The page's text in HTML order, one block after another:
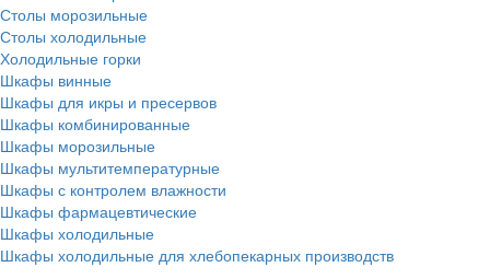
Столы морозильные
Столы холодильные
Холодильные горки
Шкафы винные
Шкафы для икры и пресервов
Шкафы комбинированные
Шкафы морозильные
Шкафы мультитемпературные
Шкафы с контролем влажности
Шкафы фармацевтические
Шкафы холодильные
Шкафы холодильные для хлебопекарных производств